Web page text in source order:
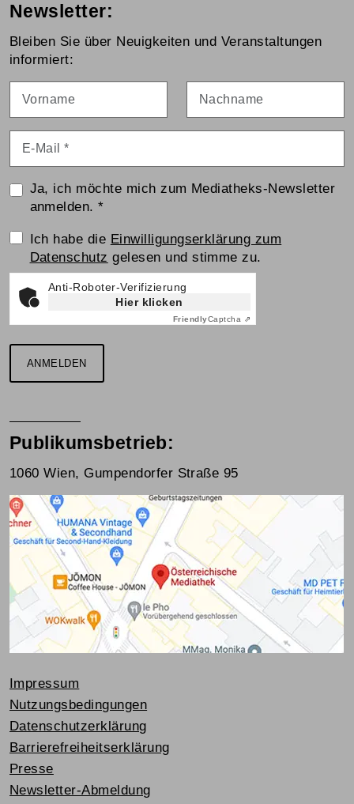
Newsletter:
Bleiben Sie über Neuigkeiten und Veranstaltungen
informiert:
Ja, ich möchte mich zum Mediatheks-Newsletter
anmelden.*
Einwilligungserklärung
Ich habe die Einwilligungserklärung zum
Datenschutz gelesen und stimme zu.
Anti-Roboter-Verifizierung
Hier klicken
FriendlyCaptcha ⇗
ANMELDEN
Publikumsbetrieb:
1060 Wien, Gumpendorfer Straße 95
Impressum
Nutzungsbedingungen
Datenschutzerklärung
Barrierefreiheitserklärung
Presse
Newsletter-Abmeldung